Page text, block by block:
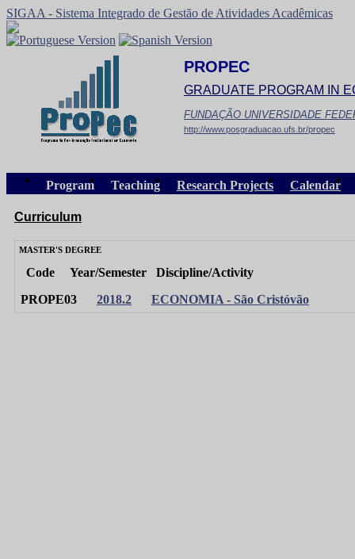
SIGAA - Sistema Integrado de Gestão de Atividades Acadêmicas
PROPEC
GRADUATE PROGRAM IN
FUNDAÇÃO UNIVERSIDADE
http://www.posgraduacao.ufs.br/propec
Program Teaching Research Projects Calendar
Curriculum
MASTER'S DEGREE
Code Year/Semester
Discipline/Activity
PROPE03
2018.2 ECONOMIA - São Cristóvão